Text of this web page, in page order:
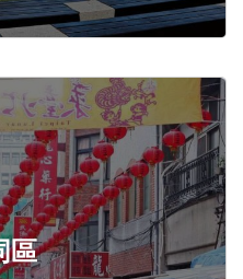
區